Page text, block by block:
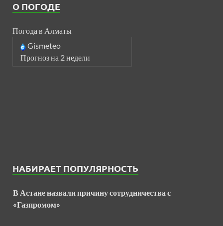
О ПОГОДЕ
Погода в Алматы
Gismeteo
Прогноз на 2 недели
НАБИРАЕТ ПОПУЛЯРНОСТЬ
В Астане назвали причину сотрудничества с
«Газпромом»